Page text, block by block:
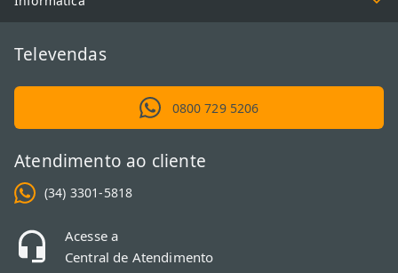
Televendas
0800 729 5206
Atendimento ao cliente
(34) 3301-5818
Acesse a
Central de Atendimento